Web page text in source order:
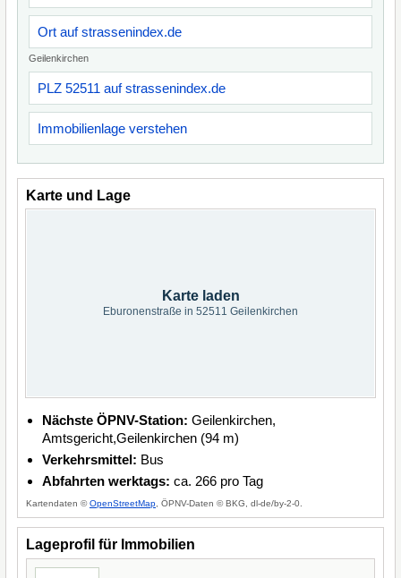
Ort auf strassenindex.de
Geilenkirchen
PLZ 52511 auf strassenindex.de
Immobilienlage verstehen
Karte und Lage
Karte laden
Eburonenstraße in 52511 Geilenkirchen
Nächste ÖPNV-Station: Geilenkirchen,
Amtsgericht,Geilenkirchen (94 m)
Verkehrsmittel: Bus
Abfahrten werktags: ca. 266 pro Tag
Kartendaten ©OpenStreetMap , ÖPNV-Daten © BKG, dl-de/by-2-0.
Lageprofil für Immobilien